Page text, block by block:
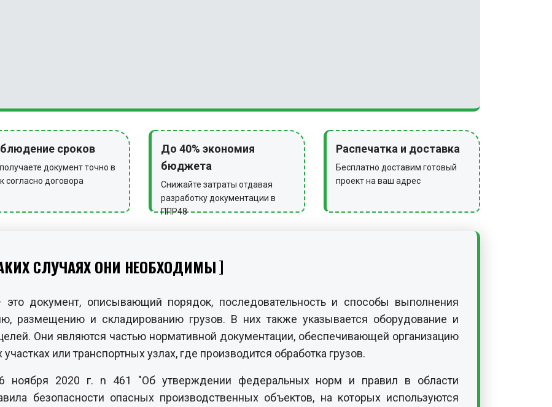
сроков
документ точно в
согласно договора
До 40% экономия
бюджета
Снижайте затраты отдавая
разработку документации в
ППР48
Распечатка и доставка
Бесплатно доставим готовый
проект на ваш адрес
СЛУЧАЯХ ОНИ НЕОБХОДИМЫ
документ, описывающий порядок, последовательность и способы выполнения
размещению и складированию грузов. В них также указывается оборудование и
Они являются частью нормативной документации, обеспечивающей организацию
или транспортных узлах, где производится обработка грузов.
ноября 2020 г. n 461 "Об утверждении федеральных норм и правил в области
безопасности опасных производственных объектов, на которых используются